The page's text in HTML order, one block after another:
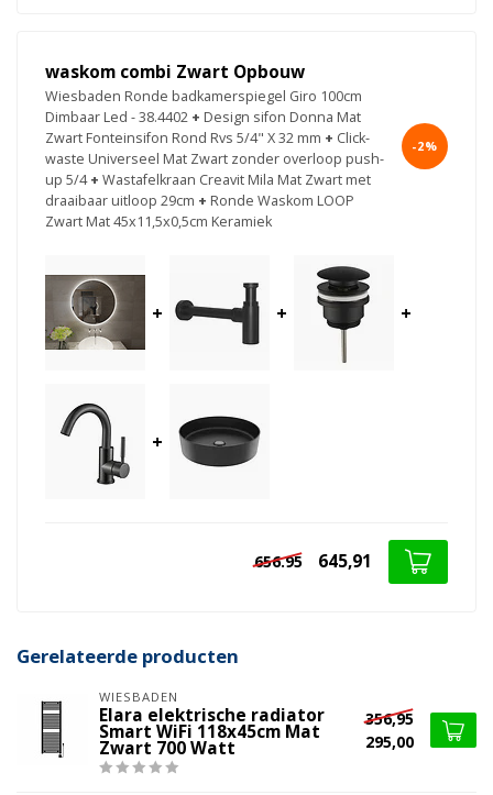
waskom combi Zwart Opbouw
Wiesbaden Ronde badkamerspiegel Giro 100cm
Dimbaar Led - 38.4402 + Design sifon Donna Mat
Zwart Fonteinsifon Rond Rvs 5/4" X 32 mm + Click-
waste Universeel Mat Zwart zonder overloop push-
up 5/4 + Wastafelkraan Creavit Mila Mat Zwart met
draaibaar uitloop 29cm + Ronde Waskom LOOP
Zwart Mat 45x11,5x0,5cm Keramiek
-2%
+ + +
+
656.95 645,91
Gerelateerde producten
WIESBADEN
Elara elektrische radiator
Smart WiFi 118x45cm Mat
Zwart 700 Watt
356,95
295,00